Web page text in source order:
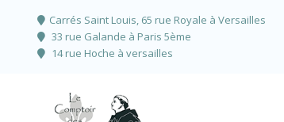
Carrés Saint Louis, 65 rue Royale à Versailles
33 rue Galande à Paris 5ème
14 rue Hoche à versailles